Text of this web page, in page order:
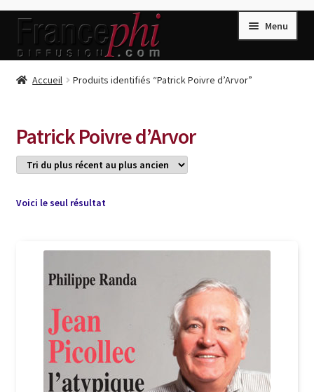
Aller
la
Aller
contenu
Menu
Accueil
Conditions de Vente
Connection
Listes d’Envies
Livres de Peter Randa
Livres de Philippe Randa
Login Customizer
Newsletter
Nous Contacter
Accueil Produits identifiés “Patrick Poivre d’Arvor”
Patrick Poivre d’Arvor
Voici le seul résultat